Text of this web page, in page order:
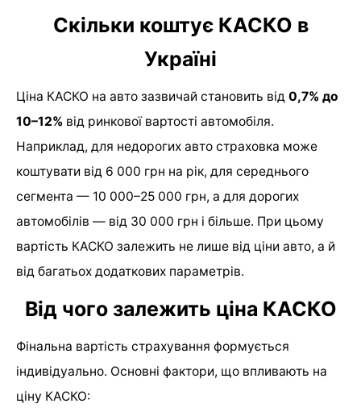
Скільки коштує КАСКО в
Україні
Ціна КАСКО на авто зазвичай становить від 0,7% до
10–12% від ринкової вартості автомобіля.
Наприклад, для недорогих авто страховка може
коштувати від 6 000 грн на рік, для середнього
сегмента — 10 000–25 000 грн, а для дорогих
автомобілів — від 30 000 грн і більше. При цьому
вартість КАСКО залежить не лише від ціни авто, а й
від багатьох додаткових параметрів.
Від чого залежить ціна КАСКО
Фінальна вартість страхування формується
індивідуально. Основні фактори, що впливають на
ціну КАСКО: